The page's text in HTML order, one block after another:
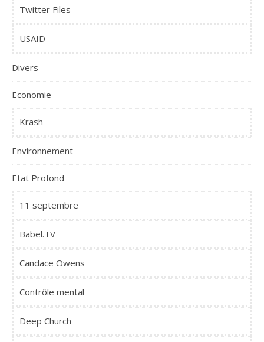
Twitter Files
USAID
Divers
Economie
Krash
Environnement
Etat Profond
11 septembre
Babel.TV
Candace Owens
Contrôle mental
Deep Church